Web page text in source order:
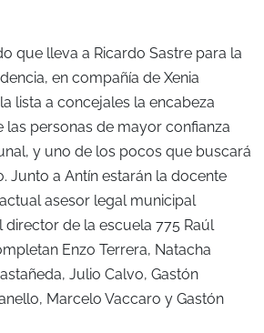
que lleva a Ricardo Sastre para la
en compañía de Xenia
lista a concejales la encabeza
las personas de mayor confianza
y uno de los pocos que buscará
Junto a Antín estarán la docente
asesor legal municipal
director de la escuela 775 Raúl
Enzo Terrera, Natacha
Julio Calvo, Gastón
Marcelo Vaccaro y Gastón